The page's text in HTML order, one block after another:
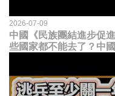
2026-07-09
中國《民族團結進步促
些國家都不能去了？中